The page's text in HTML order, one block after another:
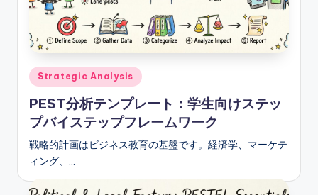
s
e
-
A
I,
S
o
Posted
in
Strategic Analysis
PEST分析テンプレート：学生向けステッ
プバイステップフレームワーク
戦略的計画はビジネス教育の基盤です。経済学、マーケテ
ィング、…